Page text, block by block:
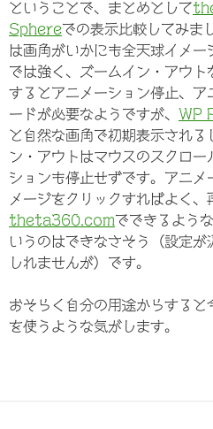
ということで、まとめとして
Sphereでの表示比較してみま
は画角がいかにも全天球イメ
では強く、ズームイン・アウト
するとアニメーション停止、ア
ードが必要なようですが、 WP
と自然な画角で初期表示される
ン・アウトはマウスのスクロ
ションも停止せずです。アニメ
メージをクリックすればよく
theta360.comでできるよう
いうのはできなさそう（設定
しれませんが）です。
おそらく自分の用途からすると
を使うような気がします。